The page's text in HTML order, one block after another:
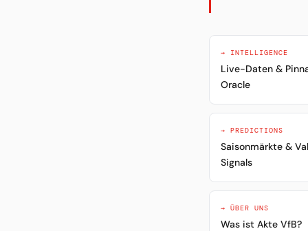
→ INTELLIGENCE
Live-Daten &
Oracle
→ PREDICTIONS
Saisonmärkte &
Signals
→ ÜBER UNS
Was ist Akte VfB?